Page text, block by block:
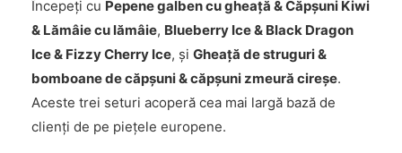
Începeți cu Pepene galben cu gheață & Căpșuni Kiwi
& Lămâie cu lămâie, Blueberry Ice & Black Dragon
Ice & Fizzy Cherry Ice, și Gheață de struguri &
bomboane de căpșuni & căpșuni zmeură cireșe.
Aceste trei seturi acoperă cea mai largă bază de
clienți de pe piețele europene.